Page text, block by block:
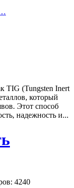
TIG (Tungsten Inert
который
Этот способ
надежность и...
4240